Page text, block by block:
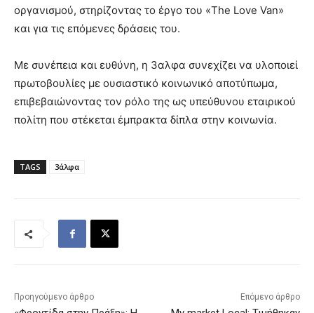
οργανισμού, στηρίζοντας το έργο του «The Love Van»
και για τις επόμενες δράσεις του.
Με συνέπεια και ευθύνη, η 3αλφα συνεχίζει να υλοποιεί
πρωτοβουλίες με ουσιαστικό κοινωνικό αποτύπωμα,
επιβεβαιώνοντας τον ρόλο της ως υπεύθυνου εταιρικού
πολίτη που στέκεται έμπρακτα δίπλα στην κοινωνία.
TAGS 3άλφα
Προηγούμενο άρθρο Επόμενο άρθρο